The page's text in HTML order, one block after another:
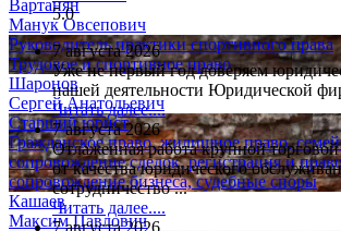
Вартанян
Манук Овсепович
Руководитель практики спортивного права
Трудовое и спортивное право
Шаронов
Сергей Анатольевич
Старший юрист
Гражданское право, жилищное право,
сопровождение сделок, регистрация и
сопровождение бизнеса, судебные споры
Кашаев
Максим Павлович
5.0
7 августа 2026
Уже не первый год доверяем
нашей деятельности Юридической
Читать далее....
7 августа 2026
Отлаженная работа крупной
от качества юридического
сотрудничество ...
Читать далее....